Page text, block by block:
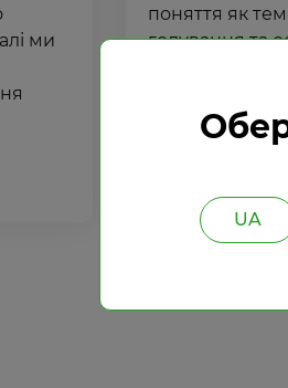
UA
ми
поняття як
годування та
Детальніше